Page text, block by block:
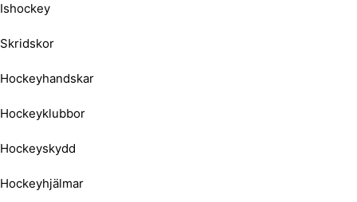
Ishockey
Skridskor
Hockeyhandskar
Hockeyklubbor
Hockeyskydd
Hockeyhjälmar